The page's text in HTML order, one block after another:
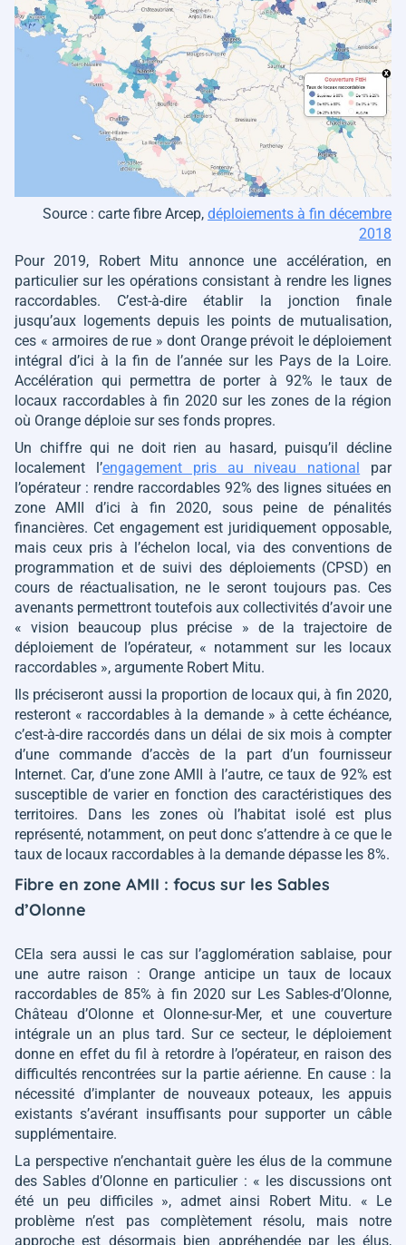
Source : carte fibre Arcep, déploiements à fin décembre
2018
Pour 2019, Robert Mitu annonce une accélération, en
particulier sur les opérations consistant à rendre les lignes
raccordables. C’est-à-dire établir la jonction finale
jusqu’aux logements depuis les points de mutualisation,
ces « armoires de rue » dont Orange prévoit le déploiement
intégral d’ici à la fin de l’année sur les Pays de la Loire.
Accélération qui permettra de porter à 92% le taux de
locaux raccordables à fin 2020 sur les zones de la région
où Orange déploie sur ses fonds propres.
Un chiffre qui ne doit rien au hasard, puisqu’il décline
localement l’engagement pris au niveau national
par
l’opérateur : rendre raccordables 92% des lignes situées en
zone AMII d’ici à fin 2020, sous peine de pénalités
financières. Cet engagement est juridiquement opposable,
mais ceux pris à l’échelon local, via des conventions de
programmation et de suivi des déploiements (CPSD) en
cours de réactualisation, ne le seront toujours pas. Ces
avenants permettront toutefois aux collectivités d’avoir une
« vision beaucoup plus précise » de la trajectoire de
déploiement de l’opérateur, « notamment sur les locaux
raccordables », argumente Robert Mitu.
Ils préciseront aussi la proportion de locaux qui, à fin 2020,
resteront « raccordables à la demande » à cette échéance,
c’est-à-dire raccordés dans un délai de six mois à compter
d’une commande d’accès de la part d’un fournisseur
Internet. Car, d’une zone AMII à l’autre, ce taux de 92% est
susceptible de varier en fonction des caractéristiques des
territoires. Dans les zones où l’habitat isolé est plus
représenté, notamment, on peut donc s’attendre à ce que le
taux de locaux raccordables à la demande dépasse les 8%.
Fibre en zone AMII : focus sur les Sables
d’Olonne
CEla sera aussi le cas sur l’agglomération sablaise, pour
une autre raison : Orange anticipe un taux de locaux
raccordables de 85% à fin 2020 sur Les Sables-d’Olonne,
Château d’Olonne et Olonne-sur-Mer, et une couverture
intégrale un an plus tard. Sur ce secteur, le déploiement
donne en effet du fil à retordre à l’opérateur, en raison des
difficultés rencontrées sur la partie aérienne. En cause : la
nécessité d’implanter de nouveaux poteaux, les appuis
existants s’avérant insuffisants pour supporter un câble
supplémentaire.
La perspective n’enchantait guère les élus de la commune
des Sables d’Olonne en particulier : « les discussions ont
été un peu difficiles », admet ainsi Robert Mitu. « Le
problème n’est pas complètement résolu, mais notre
approche est désormais bien appréhendée par les élus,